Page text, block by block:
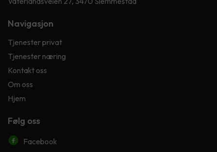
Navigasjon
Tjenester privat
Tjenester næring
Kontakt oss
Om oss
Hjem
Følg oss
Facebook